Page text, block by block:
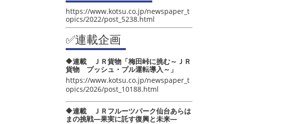
https://www.kotsu.co.jp/newspaper_t
opics/2022/post_5238.html
✅連載企画
🔶連載 ＪＲ貨物「梅田峠に挑む～ＪＲ
貨物 プッシュ・プル運転導入～」
https://www.kotsu.co.jp/newspaper_t
opics/2026/post_10188.html
🔶連載 ＪＲフルーツパーク仙台あらは
まの挑戦―果実に託す復興と未来―